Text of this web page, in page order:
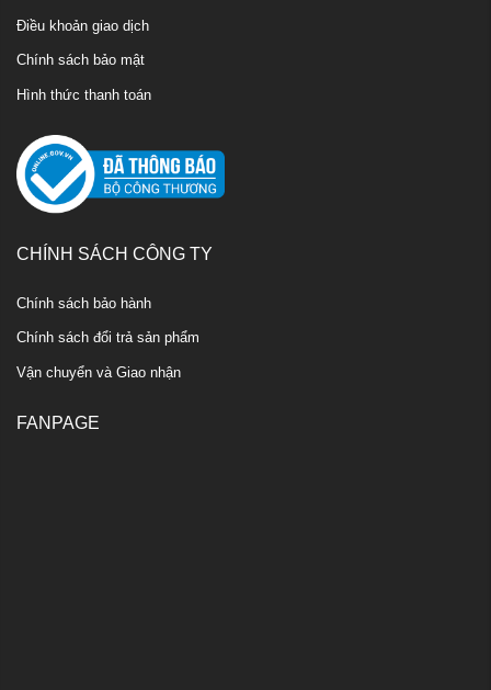
Điều khoản giao dịch
Chính sách bảo mật
Hình thức thanh toán
CHÍNH SÁCH CÔNG TY
Chính sách bảo hành
Chính sách đổi trả sản phẩm
Vận chuyển và Giao nhận
FANPAGE